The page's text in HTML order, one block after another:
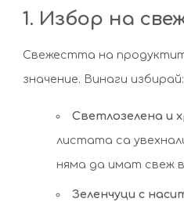
1. Избор на
Свежестта на
значение. Винаги избирай:
Светлозелена и
листата са
няма да имат свеж
Зеленчуци с